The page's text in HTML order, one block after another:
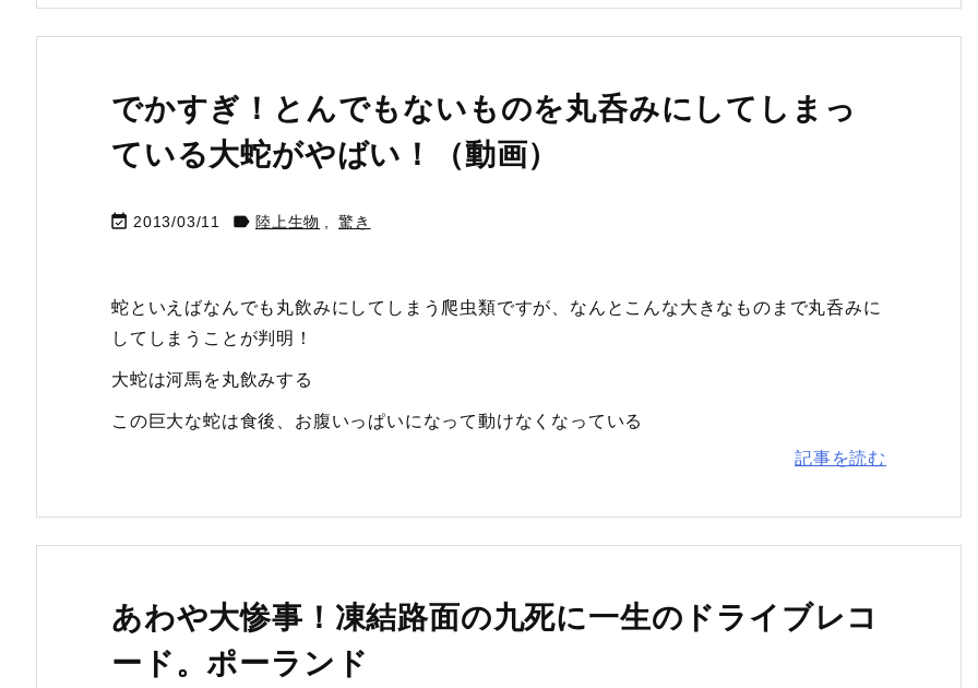
でかすぎ！とんでもないものを丸呑みにしてしまっ
ている大蛇がやばい！（動画）
 2013/03/11  陸上生物 驚き
蛇といえばなんでも丸飲みにしてしまう爬虫類ですが、なんとこんな大きなものまで丸呑みに
してしまうことが判明！
大蛇は河馬を丸飲みする
この巨大な蛇は食後、お腹いっぱいになって動けなくなっている
記事を読む
あわや大惨事！凍結路面の九死に一生のドライブレコ
ード。ポーランド